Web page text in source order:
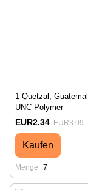
1 Quetzal,
UNC Polymer
EUR2.34 EUR3.09
Kaufen
Menge 7